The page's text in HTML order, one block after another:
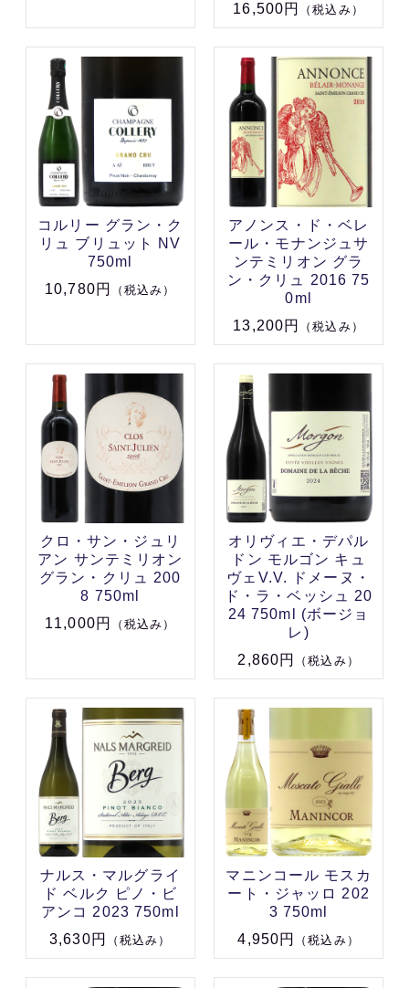
16,500円
（税込み）
コルリー グラン・ク
リュ ブリュット NV
750ml
10,780円
（税込み）
アノンス・ド・ベレ
ール・モナンジュサ
ンテミリオン グラ
ン・クリュ 2016 75
0ml
13,200円
（税込み）
クロ・サン・ジュリ
アン サンテミリオン
グラン・クリュ 200
8 750ml
11,000円
（税込み）
オリヴィエ・デパル
ドン モルゴン キュ
ヴェV.V. ドメーヌ・
ド・ラ・ベッシュ 20
24 750ml (ボージョ
レ)
2,860円
（税込み）
ナルス・マルグライ
ド ベルク ピノ・ビ
アンコ 2023 750ml
3,630円
（税込み）
マニンコール モスカ
ート・ジャッロ 202
3 750ml
4,950円
（税込み）